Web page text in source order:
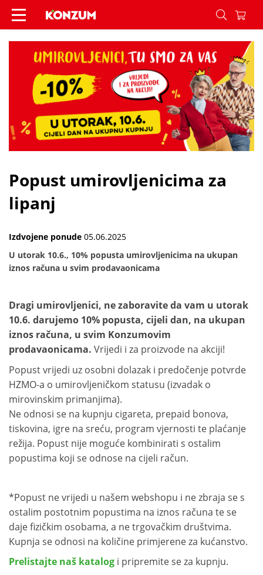
Popust umirovljenicima za lipanj - Vijesti -
Popust umirovljenicima za
lipanj
Izdvojene ponude 05.06.2025
U utorak 10.6., 10% popusta umirovljenicima na ukupan
iznos računa u svim prodavaonicama
Dragi umirovljenici, ne zaboravite da vam u utorak
10.6. darujemo 10% popusta, cijeli dan, na ukupan
iznos računa, u svim Konzumovim
prodavaonicama. Vrijedi i za proizvode na akciji!
Popust vrijedi uz osobni dolazak i predočenje potvrde
HZMO-a o umirovljeničkom statusu (izvadak o
mirovinskim primanjima).
Ne odnosi se na kupnju cigareta, prepaid bonova,
tiskovina, igre na sreću, program vjernosti te plaćanje
režija. Popust nije moguće kombinirati s ostalim
popustima koji se odnose na cijeli račun.
*Popust ne vrijedi u našem webshopu i ne zbraja se s
ostalim postotnim popustima na iznos računa te se
daje fizičkim osobama, a ne trgovačkim društvima.
Kupnja se odnosi na količine primjerene za kućanstvo.
Prelistajte naš katalog i pripremite se za kupnju.